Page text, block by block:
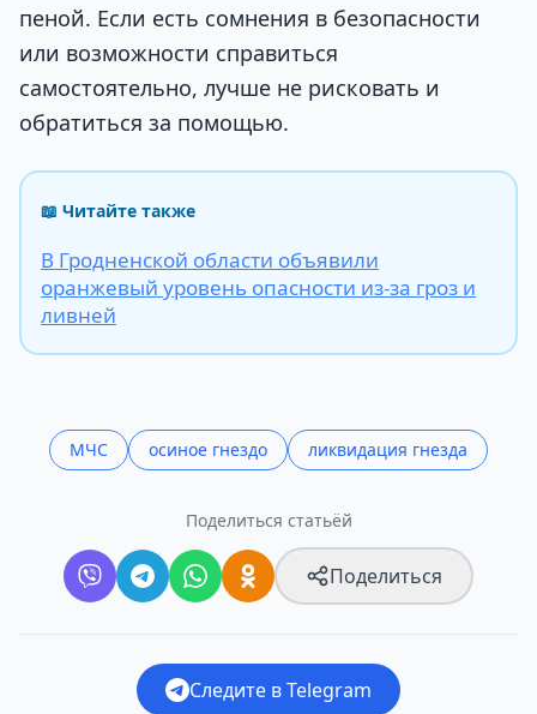
пеной. Если есть сомнения в безопасности
или возможности справиться
самостоятельно, лучше не рисковать и
обратиться за помощью.
📖 Читайте также
В Гродненской области объявили
оранжевый уровень опасности из-за гроз и
ливней
МЧС осиное гнездо ликвидация гнезда
Поделиться статьёй
Поделиться
Следите в Telegram